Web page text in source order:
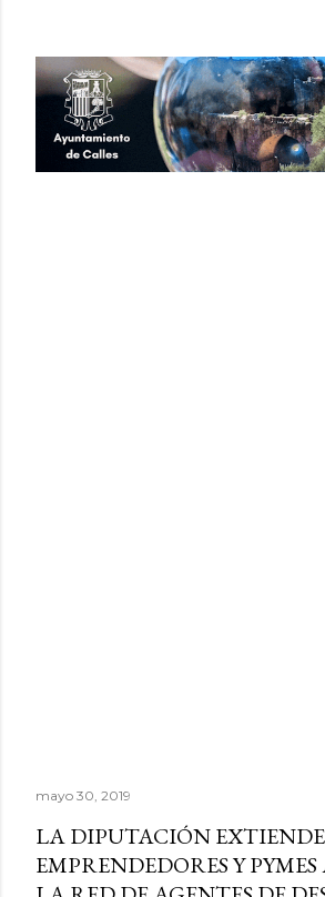
mayo 30, 2019
LA DIPUTACIÓN
EMPRENDEDORES Y